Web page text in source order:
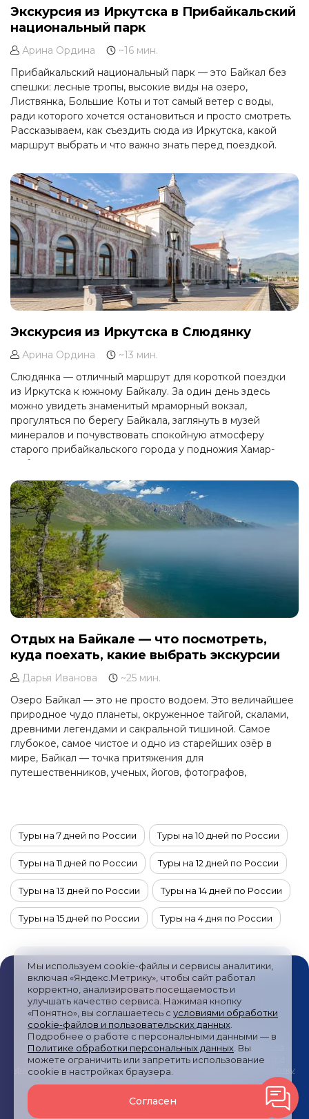
Мы используем cookie-файлы и сервисы аналитики,
включая «Яндекс.Метрику», чтобы сайт работал
корректно, анализировать посещаемость и
улучшать качество сервиса. Нажимая кнопку
«Понятно», вы соглашаетесь с условиями обработки
cookie-файлов и пользовательских данных
Подробнее о работе с персональными данными — в
Политике обработки персональных данных . Вы
можете ограничить или запретить использование
cookie в настройках браузера.
Согласен
Экскурсия из Иркутска в Прибайкальский
национальный парк
Арина Ордина
~16 мин.
Прибайкальский национальный парк — это Байкал без
спешки: лесные тропы, высокие виды на озеро,
Листвянка, Большие Коты и тот самый ветер с воды,
ради которого хочется остановиться и просто смотреть.
Рассказываем, как съездить сюда из Иркутска, какой
маршрут выбрать и что важно знать перед поездкой.
Экскурсия из Иркутска в Слюдянку
Арина Ордина
~13 мин.
Слюдянка — отличный маршрут для короткой поездки
из Иркутска к южному Байкалу. За один день здесь
можно увидеть знаменитый мраморный вокзал,
прогуляться по берегу Байкала, заглянуть в музей
минералов и почувствовать спокойную атмосферу
старого прибайкальского города у подножия Хамар-
Дабана.
Отдых на Байкале — что посмотреть,
куда поехать, какие выбрать экскурсии
Дарья Иванова
~25 мин.
Озеро Байкал — это не просто водоем. Это величайшее
природное чудо планеты, окруженное тайгой, скалами,
древними легендами и сакральной тишиной. Самое
глубокое, самое чистое и одно из старейших озёр в
мире, Байкал — точка притяжения для
путешественников, ученых, йогов, фотографов,
Туры на 7 дней по России Туры на 10 дней по России
Туры на 11 дней по России Туры на 12 дней по России
Туры на 13 дней по России Туры на 14 дней по России
Туры на 15 дней по России Туры на 4 дня по России
Туры на 5 дней по России
Туры на 9 дней по России Туры на 8 дней по России
Новогодние туры в Татарстан
Новогодние туры на Камчатку
Новогодние туры в Калмыкию
Новогодние туры в Краснодарский край
Новогодние туры в Кострому
Публичная оферта/Пользовательское соглашение/
Политика обработки персональных данных/Согласие на
получение рекламных сообщений/ Политика обработки
файлов cookies и метрических систем
Согласие на обработку
Туры РоссииВсе права защищены